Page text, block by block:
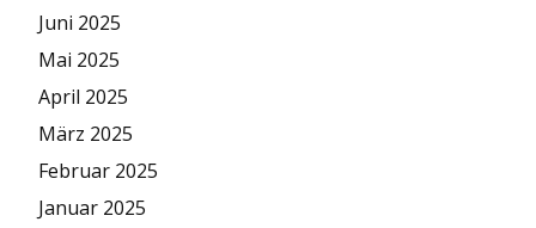
Juni 2025
Mai 2025
April 2025
März 2025
Februar 2025
Januar 2025